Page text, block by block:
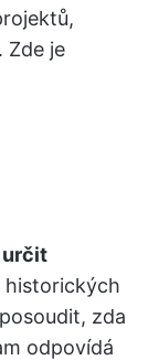
Zde je
určit
historických
zda
odpovídá